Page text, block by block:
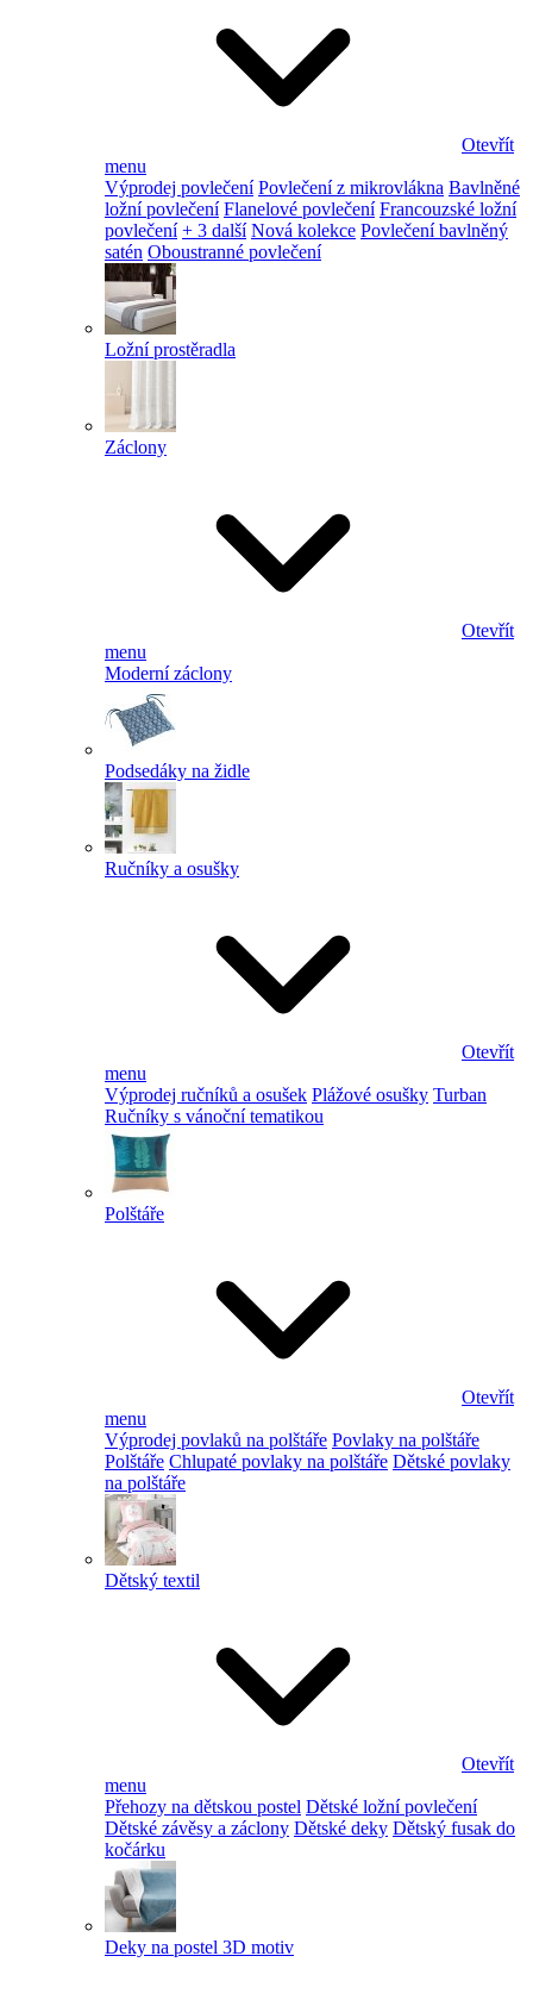
Otevřít
menu
Výprodej povlečení Povlečení z mikrovlákna Bavlněné
ložní povlečení Flanelové povlečení Francouzské ložní
povlečení + 3 další Nová kolekce Povlečení bavlněný
satén Oboustranné povlečení
Ložní prostěradla
Záclony
Otevřít
menu
Moderní záclony
Podsedáky na židle
Ručníky a osušky
Otevřít
menu
Výprodej ručníků a osušek Plážové osušky Turban
Ručníky s vánoční tematikou
Polštáře
Otevřít
menu
Výprodej povlaků na polštáře Povlaky na polštáře
Polštáře Chlupaté povlaky na polštáře Dětské povlaky
na polštáře
Dětský textil
Otevřít
menu
Přehozy na dětskou postel Dětské ložní povlečení
Dětské závěsy a záclony Dětské deky Dětský fusak do
kočárku
Deky na postel 3D motiv